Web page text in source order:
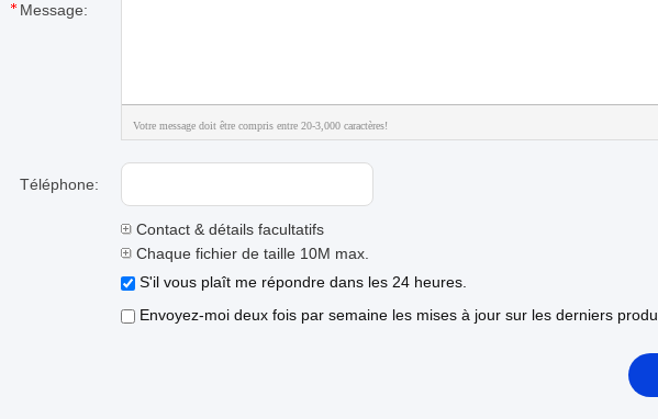
Message:
Votre message doit être compris entre 20-3,000 caractères!
Téléphone:
Contact & détails facultatifs
Chaque fichier de taille 10M max.
S'il vous plaît me répondre dans les 24 heures.
Envoyez-moi deux fois par semaine les mises à jour sur les derniers